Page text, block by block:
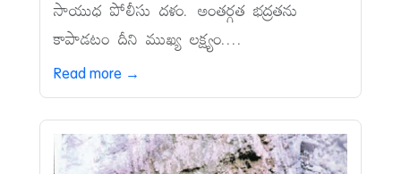
సాయుధ పోలీసు దళం. అంతర్గత భద్రతను
కాపాడటం దీని ముఖ్య లక్ష్యం....
Read more →